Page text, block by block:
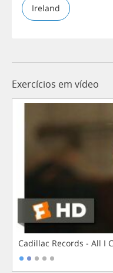
Ireland
Exercícios em vídeo
Cadillac Records - All I